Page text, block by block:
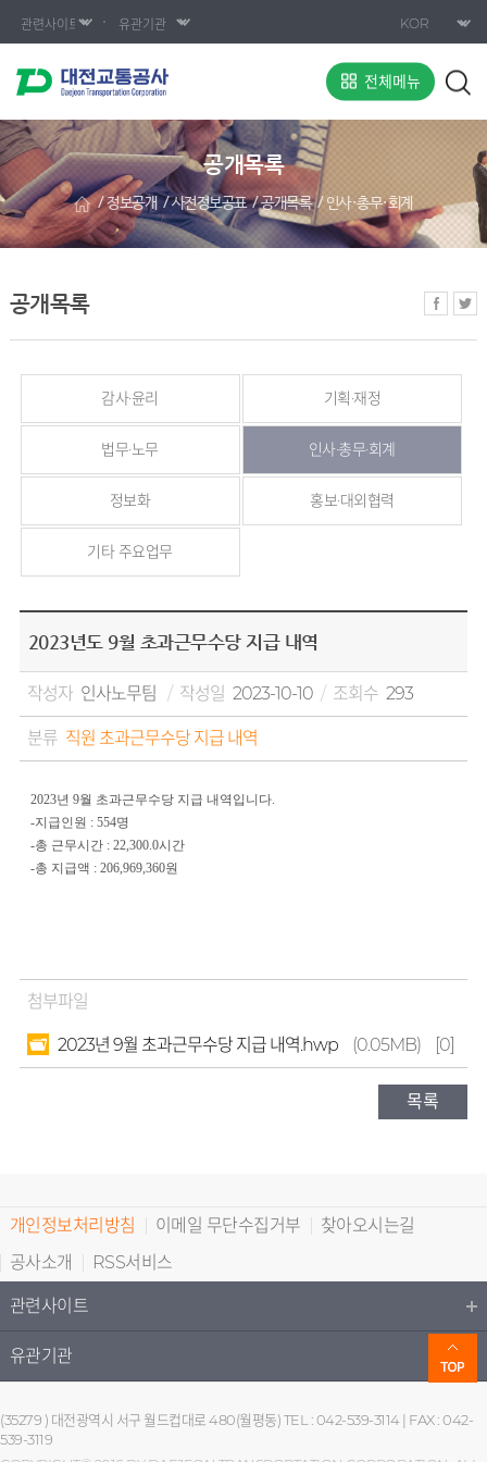
전체메뉴
공개목록
정보공개 사전정보공표 공개목록 인사·총무·회계
공개목록
감사·윤리 기획·재정
법무·노무 인사·총무·회계
정보화 홍보·대외협력
기타 주요업무
2023년도 9월 초과근무수당 지급 내역
작성자 인사노무팀 작성일 2023-10-10 조회수 293
분류 직원 초과근무수당 지급 내역
2023년 9월 초과근무수당 지급 내역입니다.
-지급인원 : 554명
-총 근무시간 : 22,300.0시간
-총 지급액 : 206,969,360원
첨부파일
2023년 9월 초과근무수당 지급 내역.hwp (0.05MB) [0]
목록
개인정보처리방침 이메일 무단수집거부
찾아오시는길
공사소개
RSS서비스
관련사이트
유관기관
(35279 ) 대전광역시 서구 월드컵대로 480(월평동) TEL : 042-539-3114 | FAX : 042-
539-3119